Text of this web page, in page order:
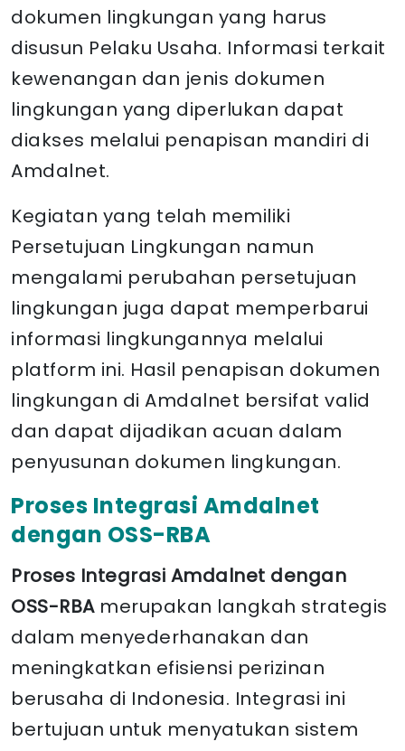
dokumen lingkungan yang harus
disusun Pelaku Usaha. Informasi terkait
kewenangan dan jenis dokumen
lingkungan yang diperlukan dapat
diakses melalui penapisan mandiri di
Amdalnet.
Kegiatan yang telah memiliki
Persetujuan Lingkungan namun
mengalami perubahan persetujuan
lingkungan juga dapat memperbarui
informasi lingkungannya melalui
platform ini. Hasil penapisan dokumen
lingkungan di Amdalnet bersifat valid
dan dapat dijadikan acuan dalam
penyusunan dokumen lingkungan.
Proses Integrasi Amdalnet
dengan OSS-RBA
Proses Integrasi Amdalnet dengan
OSS-RBAmerupakan langkah strategis
dalam menyederhanakan dan
meningkatkan efisiensi perizinan
berusaha di Indonesia. Integrasi ini
bertujuan untuk menyatukan sistem